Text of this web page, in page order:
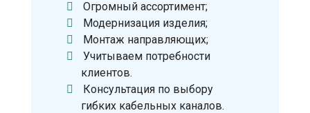
Огромный ассортимент;
Модернизация изделия;
Монтаж направляющих;
Учитываем потребности
клиентов.
Консультация по выбору
гибких кабельных каналов.